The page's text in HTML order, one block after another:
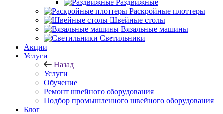
Раздвижные
Раскройные плоттеры
Швейные столы
Вязальные машины
Светильники
Акции
Услуги
Назад
Услуги
Обучение
Ремонт швейного оборудования
Подбор промышленного швейного оборудования
Блог